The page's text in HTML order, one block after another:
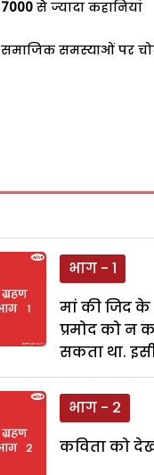
7000 से ज्यादा कहानियां
समाजिक समस्याओं पर
भाग - 1
मां की जिद के
प्रमोद को न
सकता था.
भाग - 2
कविता को